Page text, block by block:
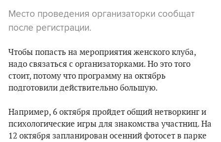
Место проведения организаторки сообщат
после регистрации.
Чтобы попасть на мероприятия женского клуба,
надо связаться с организаторками. Но это того
стоит, потому что программу на октябрь
подготовили действительно большую.
Например, 6 октября пройдет общий нетворкинг и
психологические игры для знакомства участниц. На
12 октября запланирован осенний фотосет в парке